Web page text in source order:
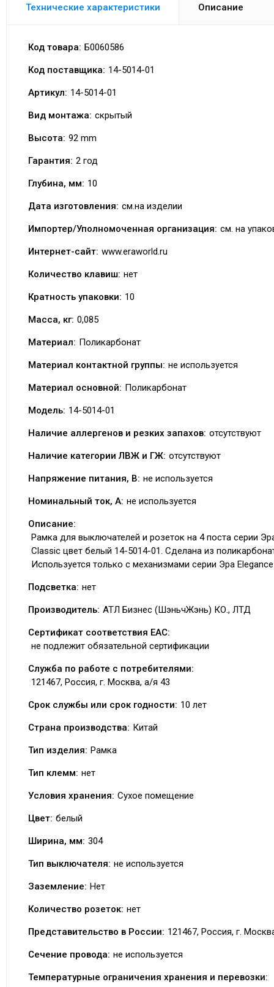
Технические характеристики Описание
Код товара: Б0060586
Код поставщика: 14-5014-01
Артикул: 14-5014-01
Вид монтажа: скрытый
Высота: 92 mm
Гарантия: 2 год
Глубина, мм: 10
Дата изготовления: см.на изделии
Импортер/Уполномоченная организация: см. на
Интернет-сайт: www.eraworld.ru
Количество клавиш: нет
Кратность упаковки: 10
Масса, кг: 0,085
Материал: Поликарбонат
Материал контактной группы: не используется
Материал основной: Поликарбонат
Модель: 14-5014-01
Наличие аллергенов и резких запахов: отсутствуют
Наличие категории ЛВЖ и ГЖ: отсутствуют
Напряжение питания, В: не используется
Номинальный ток, А: не используется
Описание:
Рамка для выключателей и розеток на 4 поста серии
Classic цвет белый 14-5014-01. Сделана из
Используется только с механизмами серии Эра
Подсветка: нет
Производитель: АТЛ Бизнес (ШэньчЖэнь) КО., ЛТД
Сертификат соответствия EAC:
не подлежит обязательной сертификации
Служба по работе с потребителями:
121467, Россия, г. Москва, а/я 43
Срок службы или срок годности: 10 лет
Страна производства: Китай
Тип изделия: Рамка
Тип клемм: нет
Условия хранения: Сухое помещение
Цвет: белый
Ширина, мм: 304
Тип выключателя: не используется
Заземление: Нет
Количество розеток: нет
Представительство в России: 121467, Россия, г.
Сечение провода: не используется
Температурные ограничения хранения и перевозки: